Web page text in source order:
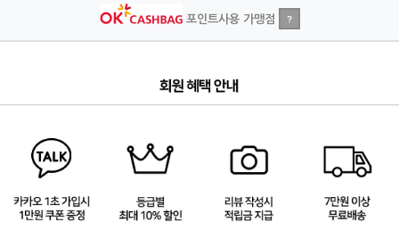
포인트사용 가맹점 ?